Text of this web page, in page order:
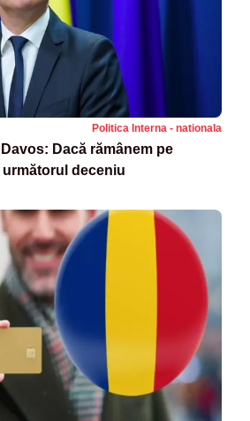
Politica Interna - nationala
Dacă rămânem pe
deceniu